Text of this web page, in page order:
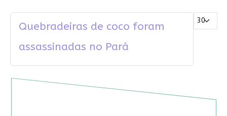
Mostrar #
Quebradeiras de coco foram
assassinadas no Pará